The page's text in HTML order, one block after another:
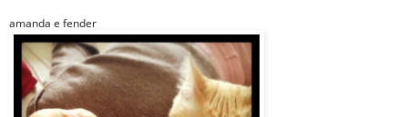
amanda e fender